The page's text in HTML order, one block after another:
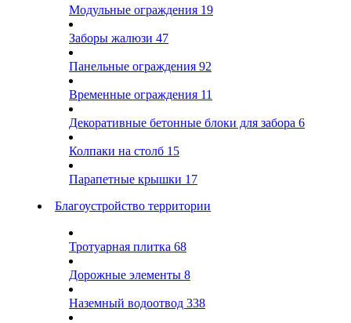
Модульные ограждения 19
Заборы жалюзи 47
Панельные ограждения 92
Временные ограждения 11
Декоративные бетонные блоки для забора 6
Колпаки на столб 15
Парапетные крышки 17
Благоустройство территории
Тротуарная плитка 68
Дорожные элементы 8
Наземный водоотвод 338